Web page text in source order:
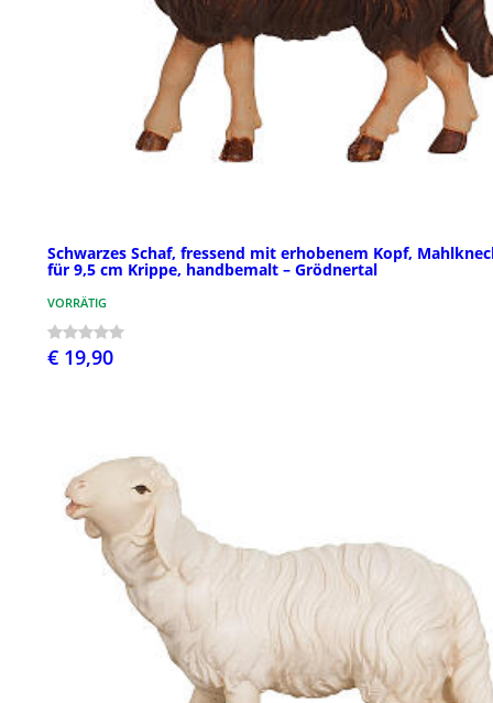
Schwarzes Schaf, fressend mit erhobenem Kopf,
für 9,5 cm Krippe, handbemalt – Grödnertal
VORRÄTIG
€ 19,90